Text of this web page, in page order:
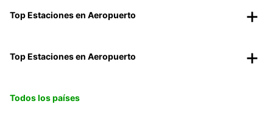
Top Estaciones en Aeropuerto
Top Estaciones en Aeropuerto
Todos los países